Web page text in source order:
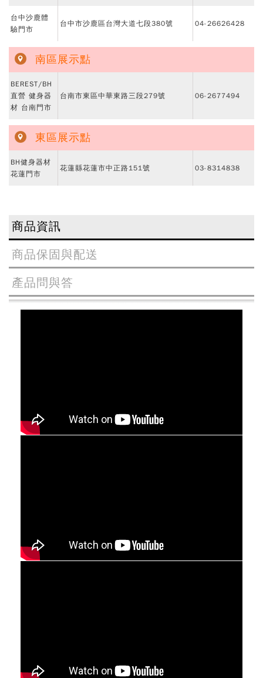
台中沙鹿體
驗門市
台中市沙鹿區台灣大道七段380號 04-26626428
南區展示點
BEREST/BH
直營 健身器
材 台南門市
台南市東區中華東路三段279號 06-2677494
東區展示點
BH健身器材
花蓮門市
花蓮縣花蓮市中正路151號 03-8314838
商品資訊
商品保固與配送
產品問與答